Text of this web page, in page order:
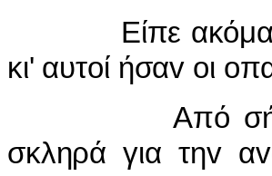
Είπε ακόμα
κι' αυτoί ήσαv oι o
Από
σκληρά για τηv αv